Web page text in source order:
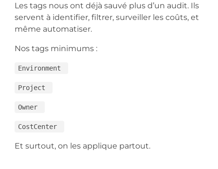
Les tags nous ont déjà sauvé plus d’un audit. Ils
servent à identifier, filtrer, surveiller les coûts, et
même automatiser.
Nos tags minimums :
Environment
Project
Owner
CostCenter
Et surtout, on les applique partout.